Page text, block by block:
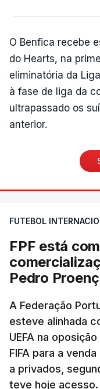
O Benfica recebe
do Hearts, na
eliminatória da
à fase de liga da
ultrapassado os
anterior.
FUTEBOL
FPF está
Pedro
A Federação
esteve alinhada
UEFA na
FIFA para a
a privados,
teve hoje acesso.